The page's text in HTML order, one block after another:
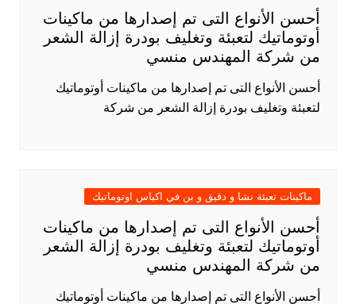
أحسن الأنواع التى تم إصدارها من ماكينات
أوتوماتيك لتعبئة وتغليف بودرة إزالة الشعر
من شركة المهندس منسي
أحسن الأنواع التى تم إصدارها من ماكينات أوتوماتيك
لتعبئة وتغليف بودرة إزالة الشعر من شركة
ماكينات تعبئة نشا و دقيق و بن في اكياس اوتوماتيك
أحسن الأنواع التى تم إصدارها من ماكينات
أوتوماتيك لتعبئة وتغليف بودرة إزالة الشعر
من شركة المهندس منسي
أحسن الأنواع التى تم إصدارها من ماكينات أوتوماتيك